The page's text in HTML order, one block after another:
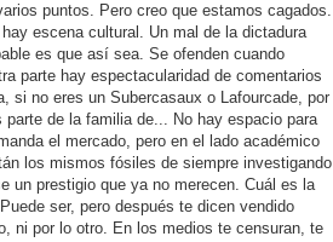
puntos. Pero creo que estamos cagados.
escena cultural. Un mal de la dictadura
es que así sea. Se ofenden cuando
parte hay espectacularidad de comentarios
si no eres un Subercasaux o Lafourcade, por
parte de la familia de... No hay espacio para
el mercado, pero en el lado académico
los mismos fósiles de siempre investigando
un prestigio que ya no merecen. Cuál es la
ser, pero después te dicen vendido
ni por lo otro. En los medios te censuran, te